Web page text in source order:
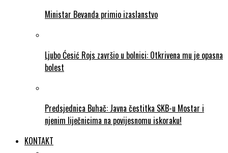
Ministar Bevanda primio izaslanstvo
Ljubo Ćesić Rojs završio u bolnici: Otkrivena mu je opasna
bolest
Predsjednica Buhač: Javna čestitka SKB-u Mostar i
njenim liječnicima na povijesnomu iskoraku!
KONTAKT